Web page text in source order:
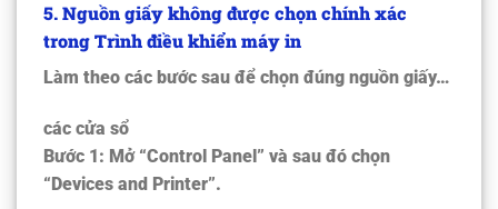
5. Nguồn giấy không được chọn chính xác
trong Trình điều khiển máy in
Làm theo các bước sau để chọn đúng nguồn giấy…
các cửa sổ
Bước 1: Mở “Control Panel” và sau đó chọn
“Devices and Printer”.